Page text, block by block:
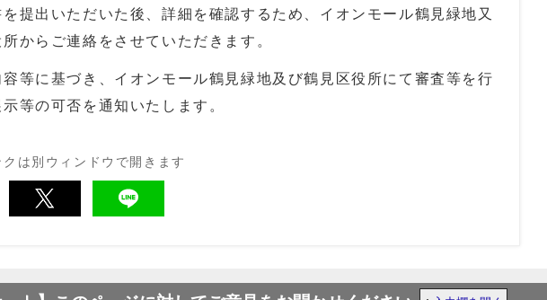
提出いただいた後、詳細を確認するため、イオンモール鶴見緑地又
からご連絡をさせていただきます。
等に基づき、イオンモール鶴見緑地及び鶴見区役所にて審査等を行
等の可否を通知いたします。
は別ウィンドウで開きます